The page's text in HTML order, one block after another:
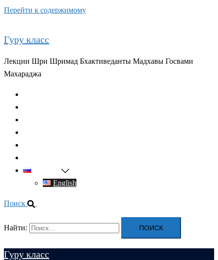
Перейти к содержимому
Гуру класс
Лекции Шри Шримад Бхактиведанты Мадхавы Госвами
Махараджа
English
Поиск
Найти:
Гуру класс